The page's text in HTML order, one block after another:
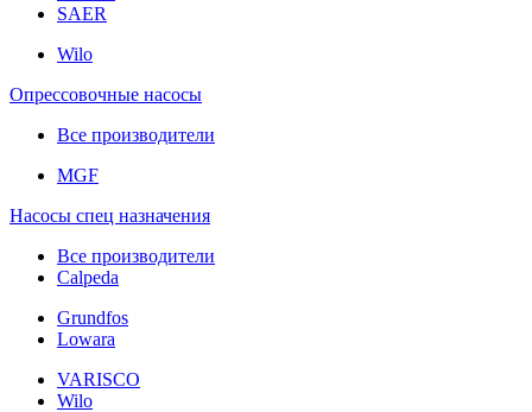
SAER
Wilo
Опрессовочные насосы
Все производители
MGF
Насосы спец назначения
Все производители
Calpeda
Grundfos
Lowara
VARISCO
Wilo